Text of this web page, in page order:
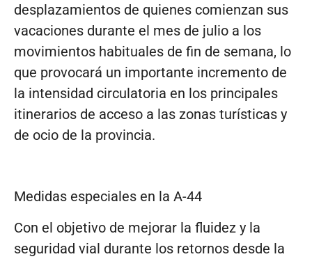
desplazamientos de quienes comienzan sus
vacaciones durante el mes de julio a los
movimientos habituales de fin de semana, lo
que provocará un importante incremento de
la intensidad circulatoria en los principales
itinerarios de acceso a las zonas turísticas y
de ocio de la provincia.
Medidas especiales en la A-44
Con el objetivo de mejorar la fluidez y la
seguridad vial durante los retornos desde la